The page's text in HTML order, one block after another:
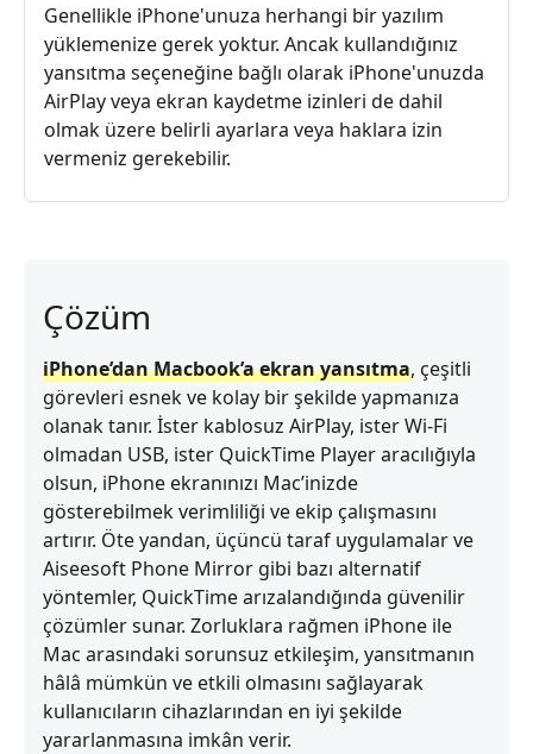
Genellikle iPhone'unuza herhangi bir yazılım
yüklemenize gerek yoktur. Ancak kullandığınız
yansıtma seçeneğine bağlı olarak iPhone'unuzda
AirPlay veya ekran kaydetme izinleri de dahil
olmak üzere belirli ayarlara veya haklara izin
vermeniz gerekebilir.
Çözüm
iPhone’dan Macbook’a ekran yansıtma, çeşitli
görevleri esnek ve kolay bir şekilde yapmanıza
olanak tanır. İster kablosuz AirPlay, ister Wi‑Fi
olmadan USB, ister QuickTime Player aracılığıyla
olsun, iPhone ekranınızı Mac’inizde
gösterebilmek verimliliği ve ekip çalışmasını
artırır. Öte yandan, üçüncü taraf uygulamalar ve
Aiseesoft Phone Mirror gibi bazı alternatif
yöntemler, QuickTime arızalandığında güvenilir
çözümler sunar. Zorluklara rağmen iPhone ile
Mac arasındaki sorunsuz etkileşim, yansıtmanın
hâlâ mümkün ve etkili olmasını sağlayarak
kullanıcıların cihazlarından en iyi şekilde
yararlanmasına imkân verir.